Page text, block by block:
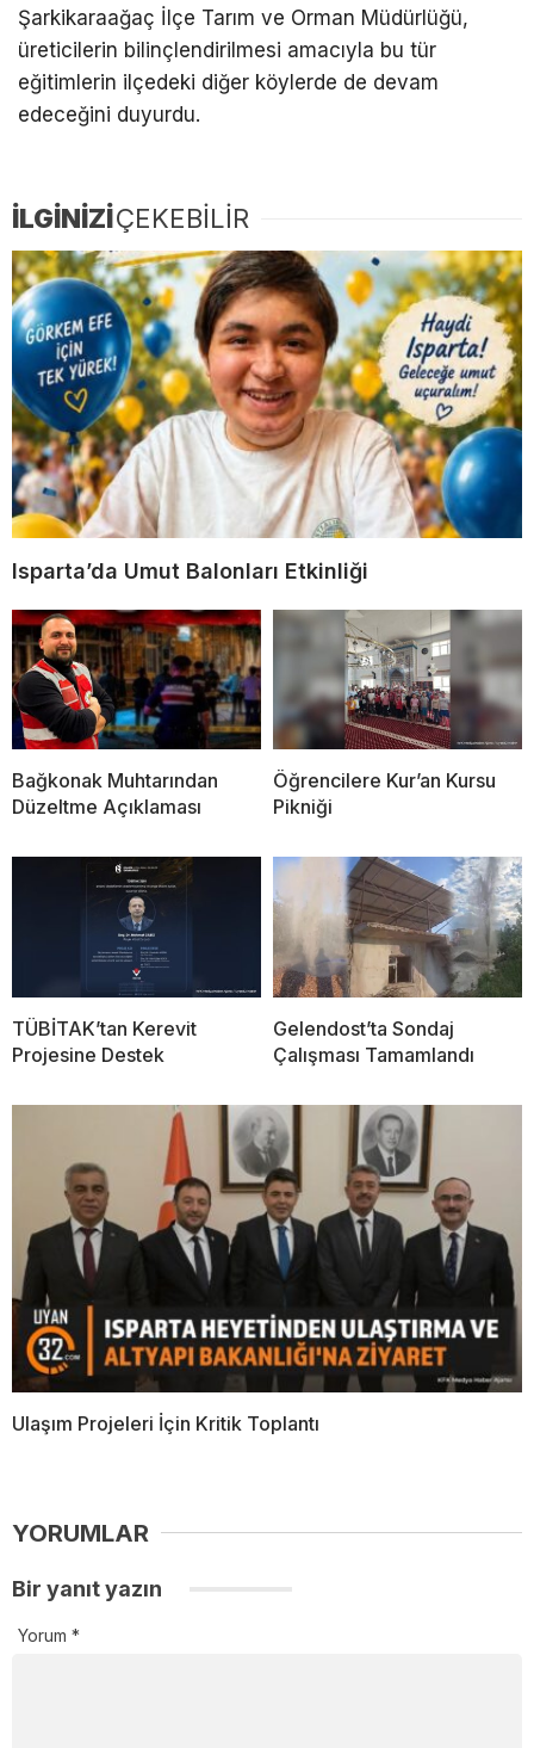
Şarkikaraağaç İlçe Tarım ve Orman Müdürlüğü,
üreticilerin bilinçlendirilmesi amacıyla bu tür
eğitimlerin ilçedeki diğer köylerde de devam
edeceğini duyurdu.
İLGİNİZİÇEKEBİLİR
Isparta’da Umut Balonları Etkinliği
Bağkonak Muhtarından
Düzeltme Açıklaması
Öğrencilere Kur’an Kursu
Pikniği
TÜBİTAK’tan Kerevit
Projesine Destek
Gelendost’ta Sondaj
Çalışması Tamamlandı
Ulaşım Projeleri İçin Kritik Toplantı
YORUMLAR
Bir yanıt yazın
Yorum *